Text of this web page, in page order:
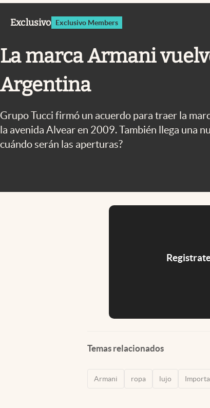
Infotechnology
Clase
Mundial 2026
Eventos Corporativos
Mediakit
abre en nueva pestaña
Exclusivo Exclusivo Members
La marca Armani
Argentina
Grupo Tucci firmó un acuerdo para traer la
la avenida Alvear en 2009. También llega una
cuándo serán las aperturas?
Temas relacionados
Armani ropa lujo